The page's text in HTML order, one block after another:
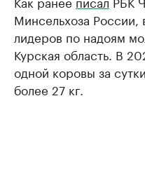
Минсельхоза России,
лидеров по надоям
Курская область. В
одной коровы за
более 27 кг.